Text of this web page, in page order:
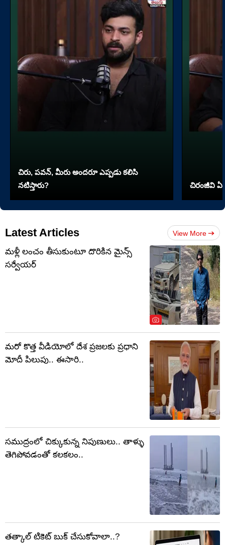
చిరు, పవన్, మీరు అందరూ ఎప్పడు కలిసి
నటిస్తారు?
చిరంజీవి ఏ
Latest Articles View More
మళ్లీ లంచం తీసుకుంటూ దొరికిన మైన్స్
సర్వేయర్
మరో కొత్త వీడియోలో దేశ ప్రజలకు ప్రధాని
మోదీ పిలుపు.. ఈసారి..
సముద్రంలో చిక్కుకున్న నిపుణులు.. తాళ్ళు
తెగిపోవడంతో కలకలం..
తత్కాల్ టికెట్ బుక్ చేసుకోవాలా..?